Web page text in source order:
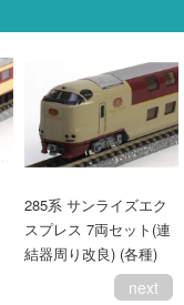
285系 サンライズエク
スプレス 7両セット(連
結器周り改良) (各種)
next